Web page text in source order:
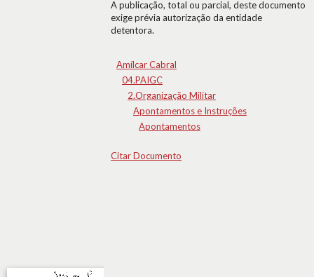
A publicação, total ou parcial, deste documento
exige prévia autorização da entidade
detentora.
Amílcar Cabral
04.PAIGC
2.Organização Militar
Apontamentos e Instruções
Apontamentos
Citar Documento